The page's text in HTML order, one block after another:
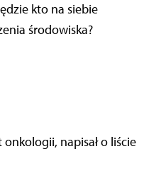
kto na siebie
środowiska?
napisał o liście